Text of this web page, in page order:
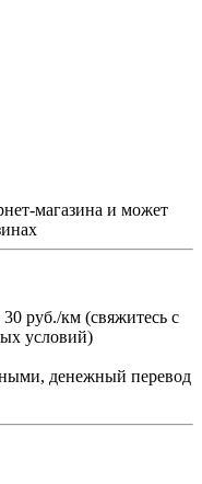
магазина и может
руб./км (свяжитесь с
условий)
денежный перевод